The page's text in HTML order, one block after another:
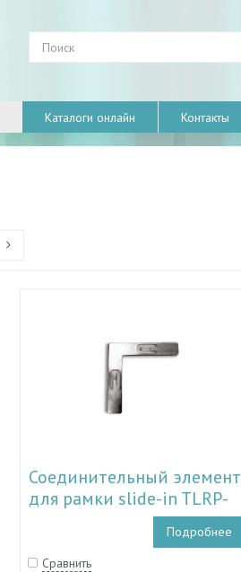
Каталоги онлайн Контакты
Соединительный элемент
для рамки slide-in TLRP-
Подробнее
Сравнить